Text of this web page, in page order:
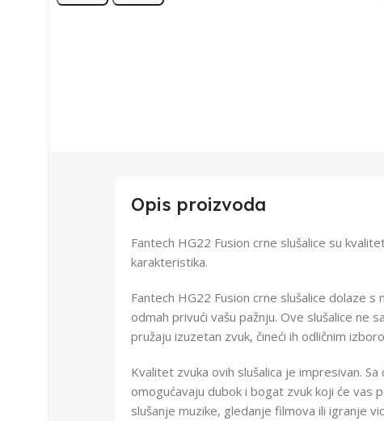
Opis proizvoda
Fantech HG22 Fusion crne slušalice su
karakteristika.
Fantech HG22 Fusion crne slušalice dolaze
odmah privući vašu pažnju. Ove slušalice ne
pružaju izuzetan zvuk, čineći ih odličnim
Kvalitet zvuka ovih slušalica je impresivan.
omogućavaju dubok i bogat zvuk koji će vas
slušanje muzike, gledanje filmova ili igranje